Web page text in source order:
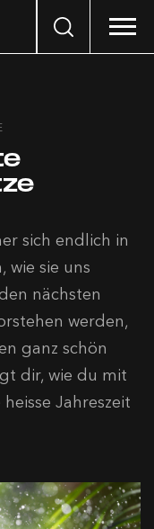
Search
sich endlich in
wie sie uns
nächsten
werden,
ganz schön
dir, wie du mit
Jahreszeit